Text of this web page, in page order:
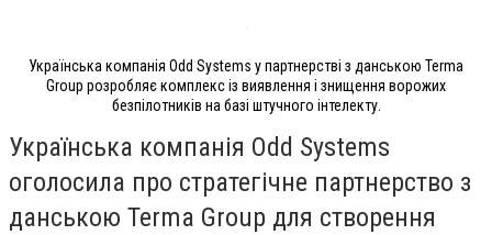
Українська компанія Odd Systems у партнерстві з данською Terma
Group розробляє комплекс із виявлення і знищення ворожих
безпілотників на базі штучного інтелекту.
Українська компанія Odd Systems
оголосила про стратегічне партнерство з
данською Terma Group для створення